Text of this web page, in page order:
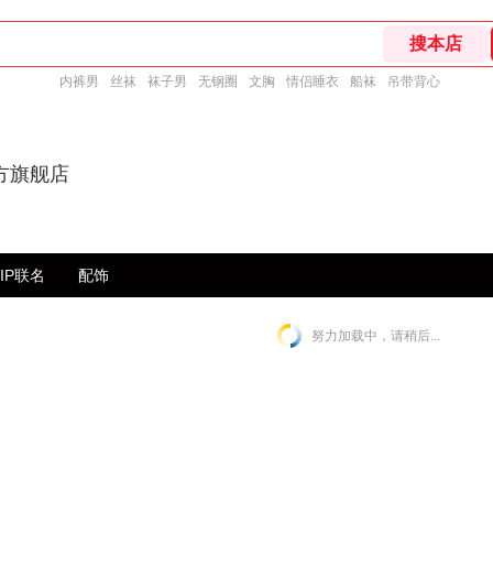
内裤男 丝袜 袜子男 无钢圈 文胸 情侣睡衣 船袜 吊带背心
旗舰店
IP联名 配饰
努力加载中，请稍后...